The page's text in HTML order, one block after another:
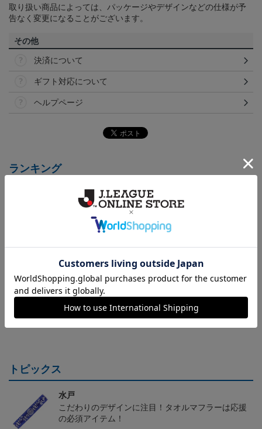
取り扱い商品によっては、パッケージやデザインなどの仕様が予
告なく変更になることがございます。
その他
決済について
ギフト対応について
ヘルプページ
ランキング
（Sｰ3XL）2026/27 オー
センティックユニフォー
ム FP 1st
20,020円～25,520円
NEW
水戸ホーリーホック ボ
ーマンダ タオルマフラー
2,500円
水戸ホーリーホック ボ
ーマンダ キーホルダー
1,100円
トピックス
水戸
こだわりのデザインに注目！タオルマフラーは応援
の必須アイテム！